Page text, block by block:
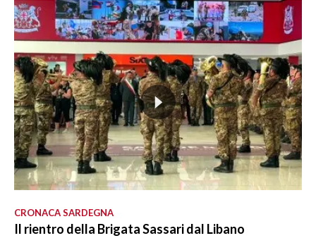
CRONACA SARDEGNA
Il rientro della Brigata Sassari dal Libano